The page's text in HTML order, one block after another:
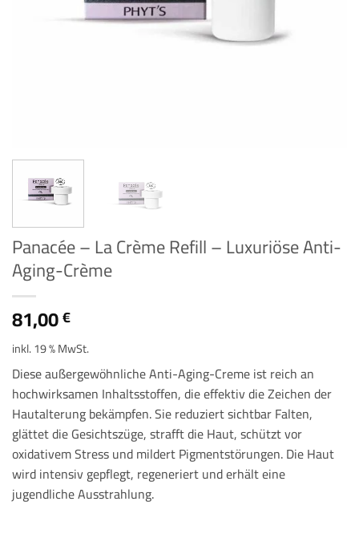
Panacée – La Crème Refill – Luxuriöse Anti-
Aging-Crème
81,00€
inkl. 19 % MwSt.
Diese außergewöhnliche Anti-Aging-Creme ist reich an
hochwirksamen Inhaltsstoffen, die effektiv die Zeichen der
Hautalterung bekämpfen. Sie reduziert sichtbar Falten,
glättet die Gesichtszüge, strafft die Haut, schützt vor
oxidativem Stress und mildert Pigmentstörungen. Die Haut
wird intensiv gepflegt, regeneriert und erhält eine
jugendliche Ausstrahlung.